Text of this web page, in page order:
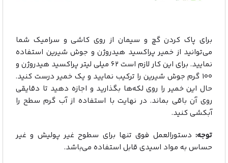
برای پاک کردن گچ و سیمان از روی کاشی و سرامیک شما
می‌توانید از خمیر پراکسید هیدروژن و جوش شیرین استفاده
نمایید. برای این کار لازم است ۶۲ میلی لیتر پراکسید هیدروژن و
۱۰۰ گرم جوش شیرین را ترکیب نمایید و یک خمیر درست کنید.
حال این خمیر را روی لکه‌ها بگذارید و اجازه دهید تا دقایقی
روی آن باقی بماند. در نهایت با استفاده از آب گرم سطح را
آبکشی کنید.
توجه: دستورالعمل فوق تنها برای سطوح غیر پولیش و غیر
حساس به مواد اسیدی قابل استفاده می‌باشد.